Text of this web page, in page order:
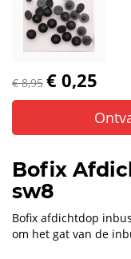
€ 8,95 € 0,25
Bofix
sw8
Bofix afdichtdop
om het gat van de